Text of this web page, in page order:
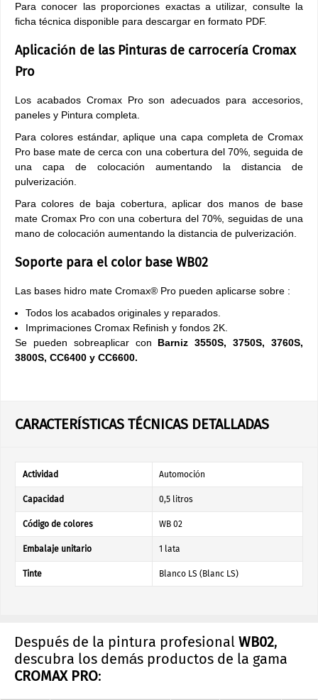
Para conocer las proporciones exactas a utilizar, consulte la
ficha técnica disponible para descargar en formato PDF.
Aplicación de las Pinturas de carrocería Cromax
Pro
Los acabados Cromax Pro son adecuados para accesorios,
paneles y Pintura completa.
Para colores estándar, aplique una capa completa de Cromax
Pro base mate de cerca con una cobertura del 70%, seguida de
una capa de colocación aumentando la distancia de
pulverización.
Para colores de baja cobertura, aplicar dos manos de base
mate Cromax Pro con una cobertura del 70%, seguidas de una
mano de colocación aumentando la distancia de pulverización.
Soporte para el color base WB02
Las bases hidro mate Cromax® Pro pueden aplicarse sobre :
Todos los acabados originales y reparados.
Imprimaciones Cromax Refinish y fondos 2K.
Se pueden sobreaplicar con Barniz 3550S, 3750S, 3760S,
3800S, CC6400 y CC6600.
CARACTERÍSTICAS TÉCNICAS DETALLADAS
Actividad Automoción
Capacidad 0,5 litros
Código de colores WB 02
Embalaje unitario 1 lata
Tinte Blanco LS (Blanc LS)
Después de la pintura profesional WB02,
descubra los demás productos de la gama
CROMAX PRO: